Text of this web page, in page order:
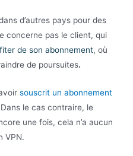
d’autres pays pour des
concerne pas le client, qui
de son abonnement, où
de poursuites.
souscrit un abonnement
le cas contraire, le
une fois, cela n’a aucun
VPN.